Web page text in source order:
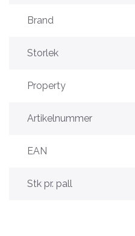
Brand
Storlek
Property
Artikelnummer
EAN
Stk pr. pall